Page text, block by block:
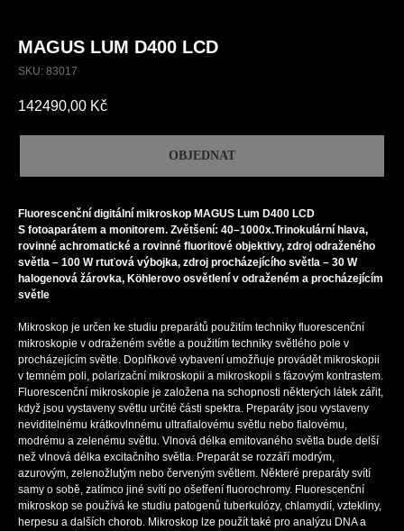
MAGUS LUM D400 LCD
SKU: 83017
142490,00 Kč
OBJEDNAT
Fluorescenční digitální mikroskop MAGUS Lum D400 LCD
S fotoaparátem a monitorem. Zvětšení: 40–1000x.Trinokulární hlava,
rovinné achromatické a rovinné fluoritové objektivy, zdroj odraženého
světla – 100 W rtuťová výbojka, zdroj procházejícího světla – 30 W
halogenová žárovka, Köhlerovo osvětlení v odraženém a procházejícím
světle
Mikroskop je určen ke studiu preparátů použitím techniky fluorescenční
mikroskopie v odraženém světle a použitím techniky světlého pole v
procházejícím světle. Doplňkové vybavení umožňuje provádět mikroskopii
v temném poli, polarizační mikroskopii a mikroskopii s fázovým kontrastem.
Fluorescenční mikroskopie je založena na schopnosti některých látek zářit,
když jsou vystaveny světlu určité části spektra. Preparáty jsou vystaveny
neviditelnému krátkovlnnému ultrafialovému světlu nebo fialovému,
modrému a zelenému světlu. Vlnová délka emitovaného světla bude delší
než vlnová délka excitačního světla. Preparát se rozzáří modrým,
azurovým, zelenožlutým nebo červeným světlem. Některé preparáty svítí
samy o sobě, zatímco jiné svítí po ošetření fluorochromy. Fluorescenční
mikroskop se používá ke studiu patogenů tuberkulózy, chlamydií, vztekliny,
herpesu a dalších chorob. Mikroskop lze použít také pro analýzu DNA a